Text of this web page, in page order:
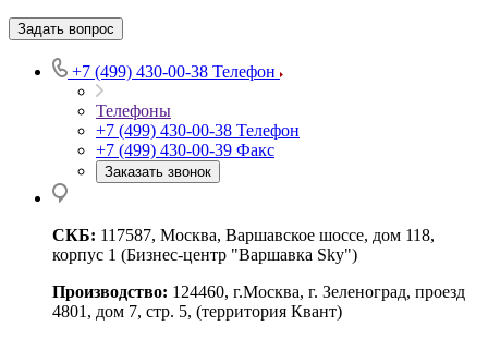
Задать вопрос
+7 (499) 430-00-38 Телефон
Телефоны
+7 (499) 430-00-38 Телефон
+7 (499) 430-00-39 Факс
Заказать звонок
СКБ: 117587, Москва, Варшавское шоссе, дом 118,
корпус 1 (Бизнес-центр "Варшавка Sky")
Производство: 124460, г.Москва, г. Зеленоград, проезд
4801, дом 7, стр. 5, (территория Квант)